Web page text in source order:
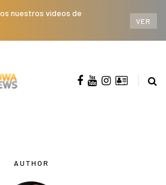
nuestros videos de
VER
AUTHOR